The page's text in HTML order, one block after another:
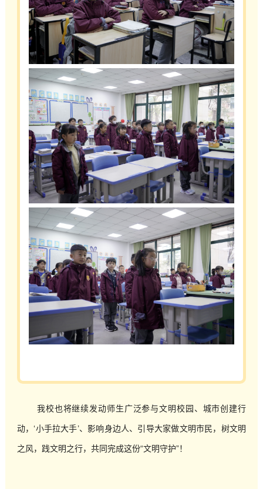
我校也将继续发动师生广泛参与文明校园、城市创建行
动，‘小手拉大手’、影响身边人、引导大家做文明市民，树文明
之风，践文明之行，共同完成这份“文明守护”！